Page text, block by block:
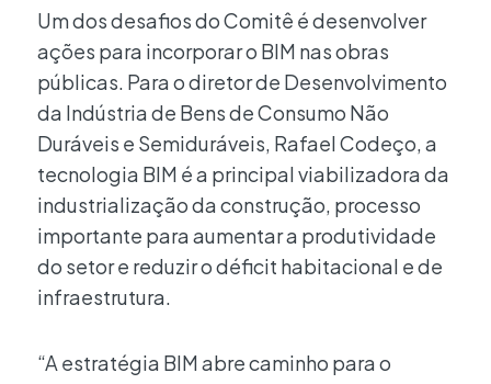
Um dos desafios do Comitê é desenvolver
ações para incorporar o BIM nas obras
públicas. Para o diretor de Desenvolvimento
da Indústria de Bens de Consumo Não
Duráveis e Semiduráveis, Rafael Codeço, a
tecnologia BIM é a principal viabilizadora da
industrialização da construção, processo
importante para aumentar a produtividade
do setor e reduzir o déficit habitacional e de
infraestrutura.
“A estratégia BIM abre caminho para o